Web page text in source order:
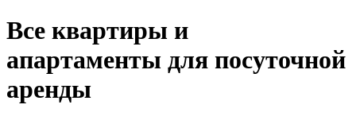
Все квартиры и
апартаменты для посуточной
аренды